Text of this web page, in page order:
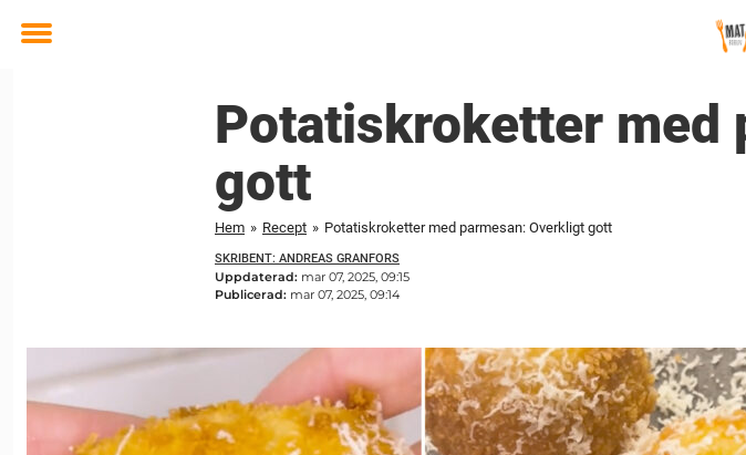
Toggle
Potatiskroketter med
gott
Hem » Recept » Potatiskroketter med parmesan: Overkligt gott
SKRIBENT: ANDREAS GRANFORS
Uppdaterad: mar 07, 2025, 09:15
Publicerad: mar 07, 2025, 09:14